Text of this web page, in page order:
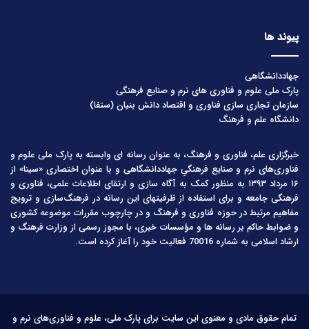
پیوند ها
جهاددانشگاهی
پارک ملی علوم و فناوری های نرم و صنایع فرهنگی
سازمان تجاری سازی فناوری و اقتصاد دانش بنیان (ستفا)
دانشگاه علم و فرهنگ
خبرگزاری علم، فناوری و فرهنگ، به عنوان رسانه ای وابسته به پارک ملی علوم و
فناوری‌های نرم و صنایع فرهنگیِ جهاددانشگاهی و با عنوان اختصاری «سینا» از
۱۶ مرداد ۱۳۹۳ به منظور کمک به آگاه سازی و ارتقای اطلاعات علمی، فناوری و
فرهنگی جامعه و برای استفاده از ظرفیتهای این رسانه در فرهنگ‌سازی و ترویج
مفاهیم مرتبط در حوزه فناوری و فرهنگ و در چارچوب مقررات موضوعه کشوری
و ضوابط حاکم بر رسانه ها و مؤسسات خبری، با مجوز رسمی از وزارت فرهنگ و
ارشاد اسلامی به شماره 70016 فعالیت خود را آغاز کرده است.
تمام حقوق مادی و معنوی این سایت برای پارک ملی، علوم و فناوری‌های نرم و